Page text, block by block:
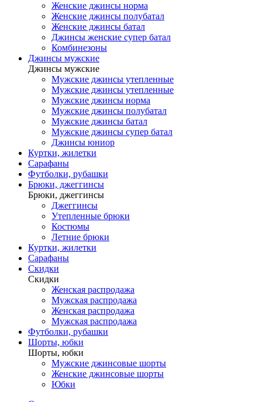
Женские джинсы норма
Женские джинсы полубатал
Женские джинсы батал
Джинсы женские супер батал
Комбинезоны
Джинсы мужские
Джинсы мужские
Мужские джинсы утепленные
Мужские джинсы утепленные
Мужские джинсы норма
Мужские джинсы полубатал
Мужские джинсы батал
Мужские джинсы супер батал
Джинсы юниор
Куртки, жилетки
Сарафаны
Футболки, рубашки
Брюки, джеггинсы
Брюки, джеггинсы
Джеггинсы
Утепленные брюки
Костюмы
Летние брюки
Куртки, жилетки
Сарафаны
Скидки
Скидки
Женская распродажа
Мужская распродажа
Женская распродажа
Мужская распродажа
Футболки, рубашки
Шорты, юбки
Шорты, юбки
Мужские джинсовые шорты
Женские джинсовые шорты
Юбки